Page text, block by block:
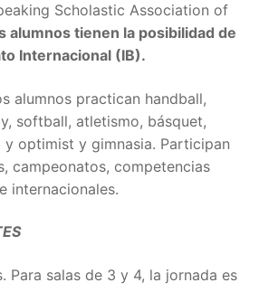
Scholastic Association of
alumnos tienen la posibilidad de
Internacional (IB).
alumnos practican handball,
softball, atletismo, básquet,
optimist y gimnasia. Participan
campeonatos, competencias
internacionales.
Para salas de 3 y 4, la jornada es